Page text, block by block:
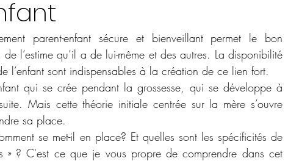
parent-enfant sécure et bienveillant permet le bon
l’estime qu’il a de lui-même et des autres. La disponibilité
l’enfant sont indispensables à la création de ce lien fort.
qui se crée pendant la grossesse, qui se développe à
Mais cette théorie initiale centrée sur la mère s’ouvre
sa place.
se met-il en place? Et quelles sont les spécificités de
» ? C'est ce que je vous propre de comprendre dans cet